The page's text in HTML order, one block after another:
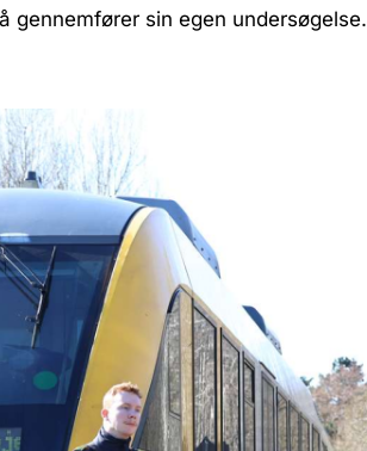
gennemfører sin egen undersøgelse.